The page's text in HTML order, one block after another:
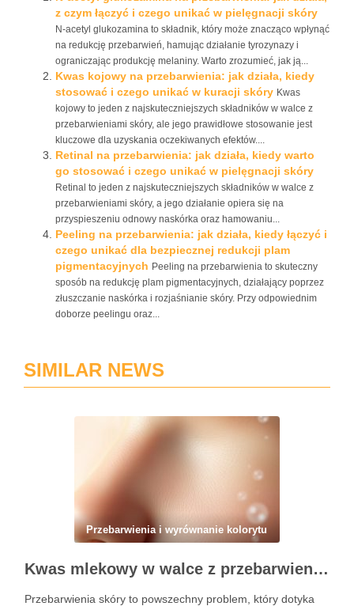
z czym łączyć i czego unikać w pielęgnacji skóry
N-acetyl glukozamina to składnik, który może znacząco wpłynąć
na redukcję przebarwień, hamując działanie tyrozynazy i
ograniczając produkcję melaniny. Warto zrozumieć, jak ją...
Kwas kojowy na przebarwienia: jak działa, kiedy
stosować i czego unikać w kuracji skóry Kwas
kojowy to jeden z najskuteczniejszych składników w walce z
przebarwieniami skóry, ale jego prawidłowe stosowanie jest
kluczowe dla uzyskania oczekiwanych efektów....
Retinal na przebarwienia: jak działa, kiedy warto
go stosować i czego unikać w pielęgnacji skóry
Retinal to jeden z najskuteczniejszych składników w walce z
przebarwieniami skóry, a jego działanie opiera się na
przyspieszeniu odnowy naskórka oraz hamowaniu...
Peeling na przebarwienia: jak działa, kiedy łączyć i
czego unikać dla bezpiecznej redukcji plam
pigmentacyjnych Peeling na przebarwienia to skuteczny
sposób na redukcję plam pigmentacyjnych, działający poprzez
złuszczanie naskórka i rozjaśnianie skóry. Przy odpowiednim
doborze peelingu oraz...
SIMILAR NEWS
Przebarwienia i wyrównanie kolorytu
Kwas mlekowy w walce z przebarwieniami: skuteczne działanie i najczęstsze błędy stosowania
Przebarwienia skóry to powszechny problem, który dotyka